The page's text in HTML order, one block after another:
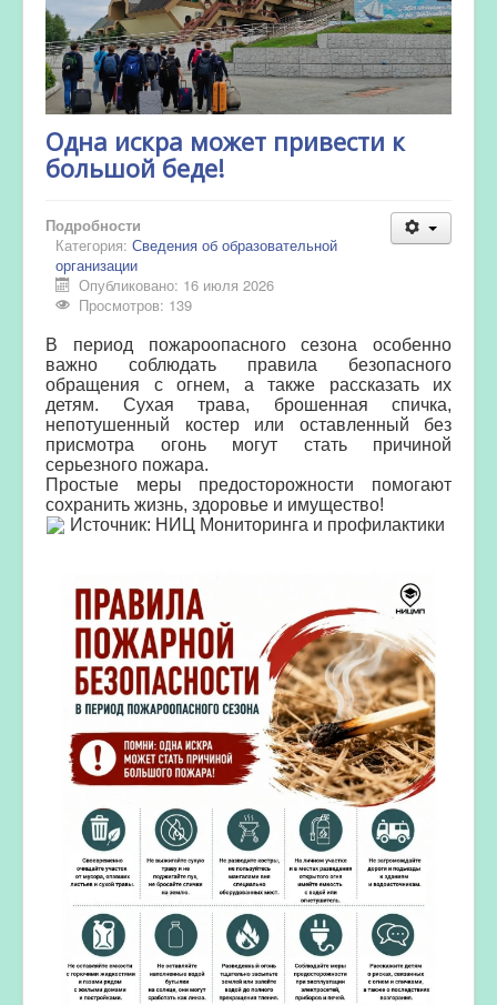
Одна искра может привести к
большой беде!
Подробности
Категория: Сведения об образовательной
организации
Опубликовано: 16 июля 2026
Просмотров: 139
В период пожароопасного сезона особенно
важно соблюдать правила безопасного
обращения с огнем, а также рассказать их
детям. Сухая трава, брошенная спичка,
непотушенный костер или оставленный без
присмотра огонь могут стать причиной
серьезного пожара.
Простые меры предосторожности помогают
сохранить жизнь, здоровье и имущество!
Источник: НИЦ Мониторинга и профилактики